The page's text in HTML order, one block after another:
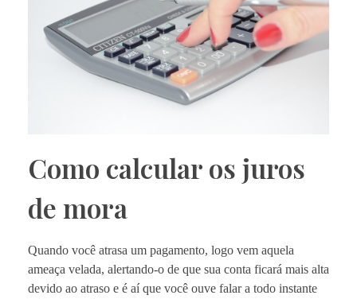
Como calcular os juros
de mora
Quando você atrasa um pagamento, logo vem aquela
ameaça velada, alertando-o de que sua conta ficará mais alta
devido ao atraso e é aí que você ouve falar a todo instante